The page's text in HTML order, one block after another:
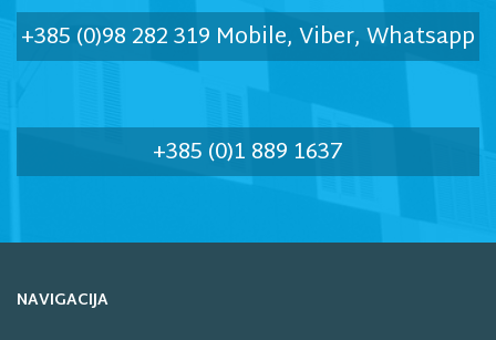
+385 (0)98 282 319 Mobile, Viber, Whatsapp
+385 (0)1 889 1637
NAVIGACIJA